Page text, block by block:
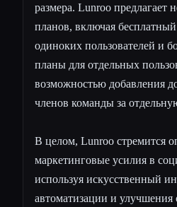
размера. Lunroo предлагает
планов, включая
одиноких пользователей и
планы для отдельных
возможностью добавления
членов команды за
В целом, Lunroo стремится
маркетинговые усилия в
используя искусственный
автоматизации и улучшения